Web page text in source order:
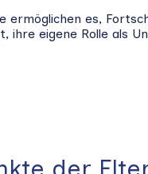
ermöglichen es,
ihre eigene Rolle als